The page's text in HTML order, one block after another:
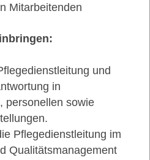
Mitarbeitenden
und
in
personellen sowie
Pflegedienstleitung im
Qualitätsmanagement